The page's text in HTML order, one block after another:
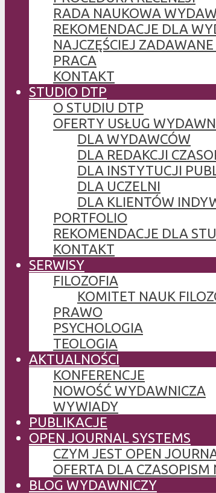
RADA NAUKOWA
REKOMENDACJE DLA
NAJCZĘŚCIEJ
PRACA
KONTAKT
STUDIO DTP
O STUDIU DTP
OFERTY USŁUG
DLA WYDAWCÓW
DLA REDAKCJI
DLA INSTYTUCJI
DLA UCZELNI
DLA KLIENTÓW
PORTFOLIO
REKOMENDACJE DLA
KONTAKT
SERWISY
FILOZOFIA
KOMITET NAUK
PRAWO
PSYCHOLOGIA
TEOLOGIA
AKTUALNOŚCI
KONFERENCJE
NOWOŚĆ WYDAWNICZA
WYWIADY
PUBLIKACJE
OPEN JOURNAL SYSTEMS
CZYM JEST OPEN
OFERTA DLA CZASOPISM
BLOG WYDAWNICZY